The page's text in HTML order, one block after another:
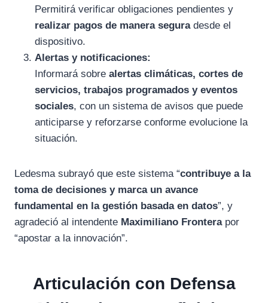
Permitirá verificar obligaciones pendientes y
realizar pagos de manera seguradesde el
dispositivo.
Alertas y notificaciones:
Informará sobre alertas climáticas, cortes de
servicios, trabajos programados y eventos
sociales, con un sistema de avisos que puede
anticiparse y reforzarse conforme evolucione la
situación.
Ledesma subrayó que este sistema “contribuye a la
toma de decisiones y marca un avance
fundamental en la gestión basada en datos”, y
agradeció al intendente Maximiliano Fronterapor
“apostar a la innovación”.
Articulación con Defensa